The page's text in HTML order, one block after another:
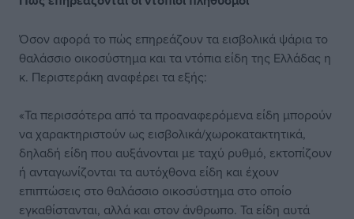
Όσον αφορά το πώς επηρεάζουν τα εισβολικά ψάρια το
θαλάσσιο οικοσύστημα και τα ντόπια είδη της Ελλάδας η
κ. Περιστεράκη αναφέρει τα εξής:
«Τα περισσότερα από τα προαναφερόμενα είδη μπορούν
να χαρακτηριστούν ως εισβολικά/χωροκατακτητικά,
δηλαδή είδη που αυξάνονται με ταχύ ρυθμό, εκτοπίζουν
ή ανταγωνίζονται τα αυτόχθονα είδη και έχουν
επιπτώσεις στο θαλάσσιο οικοσύστημα στο οποίο
εγκαθίστανται, αλλά και στον άνθρωπο. Τα είδη αυτά